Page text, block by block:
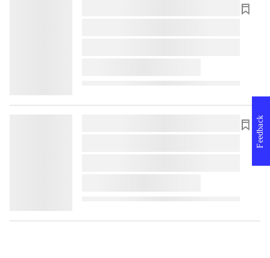
lorem ipsum dolor sit amet ...
lorem ipsum dolor sit amet ...
lorem ipsum dolor sit amet ...
lorem ipsum dolor sit amet ...
Feedback